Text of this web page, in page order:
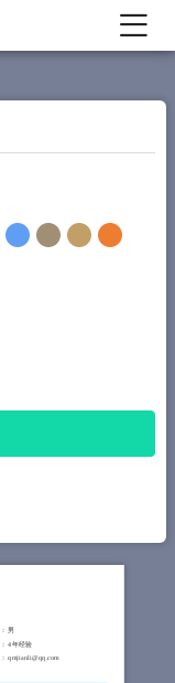
： 男
： 4年经验
： qmjianli@qq.com